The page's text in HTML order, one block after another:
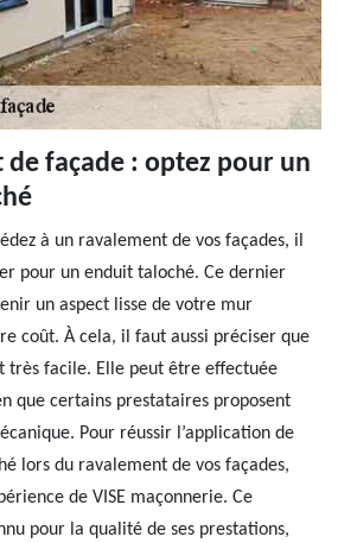
de façade : optez pour un
à un ravalement de vos façades, il
pour un enduit taloché. Ce dernier
un aspect lisse de votre mur
coût. À cela, il faut aussi préciser que
très facile. Elle peut être effectuée
que certains prestataires proposent
Pour réussir l’application de
lors du ravalement de vos façades,
de VISE maçonnerie. Ce
pour la qualité de ses prestations,